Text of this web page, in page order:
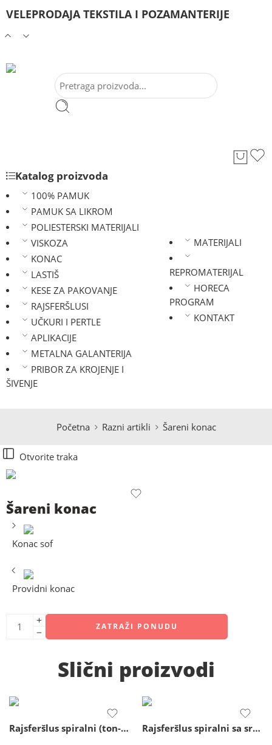
VELEPRODAJA TEKSTILA I POZAMANTERIJE
Katalog proizvoda
100% PAMUK
PAMUK SA LIKROM
POLIESTERSKI MATERIJALI
VISKOZA
KONAC
LASTIŠ
KESE ZA PAKOVANJE
RAJSFERŠLUSI
UČKURI I PERTLE
APLIKACIJE
METALNA GALANTERIJA
PRIBOR ZA KROJENJE I
ŠIVENJE
MATERIJALI
REPROMATERIJAL
HORECA
PROGRAM
KONTAKT
Početna Razni artikli Šareni konac
Otvorite traka
Šareni konac
Konac sof
Providni konac
ZATRAŽI PONUDU
Slični proizvodi
Rajsferšlus spiralni (ton-ton) – 18 cm Rajsferšlus spiralni sa srebrnim zubima – 80cm